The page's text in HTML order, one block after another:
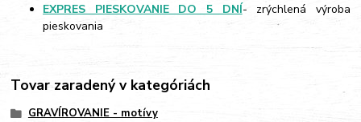
EXPRES PIESKOVANIE DO 5 DNÍ- zrýchlená výroba
pieskovania
Tovar zaradený v kategóriách
GRAVÍROVANIE - motívy